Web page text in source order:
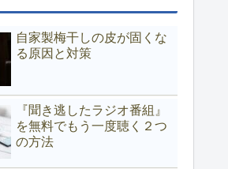
自家製梅干しの皮が固くな
る原因と対策
『聞き逃したラジオ番組』
を無料でもう一度聴く２つ
の方法